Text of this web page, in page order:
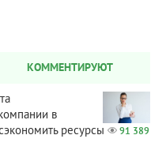
КОММЕНТИРУЮТ
в
ресурсы
91 389